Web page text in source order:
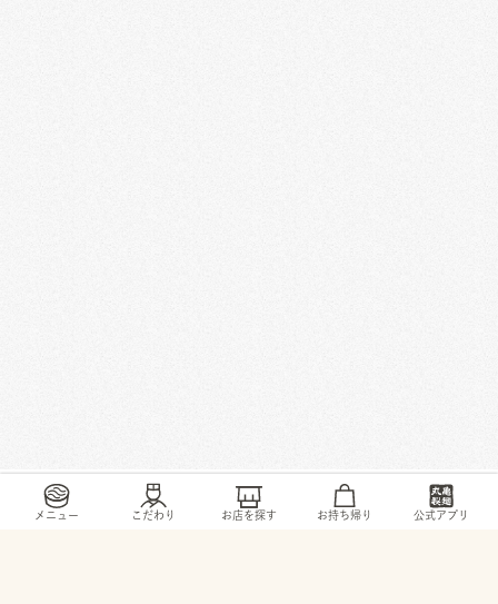
メニュー こだわり お店を探す お持ち帰り 公式アプリ
トップ / お店・ サービス / 札幌市 美しが丘4条6-1-15